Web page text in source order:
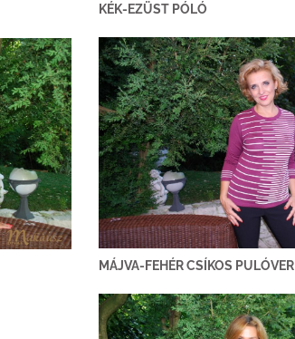
KÉK-EZÜST PÓLÓ
MÁJVA-FEHÉR CSÍKOS PULÓVER